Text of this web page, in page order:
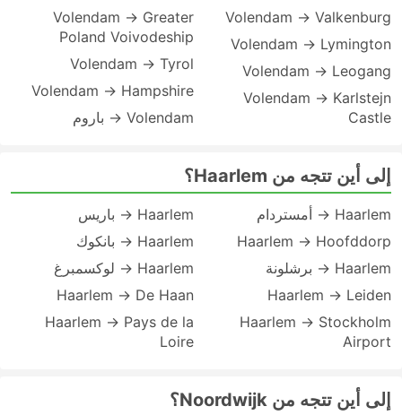
Volendam → Valkenburg
Volendam → Lymington
Volendam → Leogang
Volendam → Karlstejn
Castle
Volendam → Greater
Poland Voivodeship
Volendam → Tyrol
Volendam → Hampshire
Volendam → باروم
إلى أين تتجه من Haarlem؟
Haarlem → أمستردام
Haarlem → Hoofddorp
Haarlem → برشلونة
Haarlem → Leiden
Haarlem → Stockholm
Airport
Haarlem → باريس
Haarlem → بانكوك
Haarlem → لوكسمبرغ
Haarlem → De Haan
Haarlem → Pays de la
Loire
إلى أين تتجه من Noordwijk؟